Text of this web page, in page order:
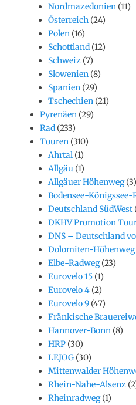
Nordmazedonien (11)
Österreich (24)
Polen (16)
Schottland (12)
Schweiz (7)
Slowenien (8)
Spanien (29)
Tschechien (21)
Pyrenäen (29)
Rad (233)
Touren (310)
Ahrtal (1)
Allgäu (1)
Allgäuer Höhenweg(3)
Bodensee-Königssee-
Deutschland SüdWest
DKHV Promotion
DNS – Deutschland
Dolomiten-Höhenweg
Elbe-Radweg(23)
Eurovelo 15 (1)
Eurovelo 4 (2)
Eurovelo 9 (47)
Fränkische
Hannover-Bonn (8)
HRP (30)
LEJOG (30)
Mittenwalder
Rhein-Nahe-Alsenz
Rheinradweg(1)